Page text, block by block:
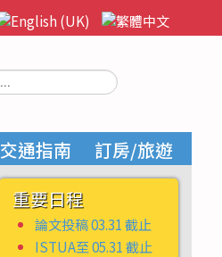
交通指南 訂房/旅遊
重要日程
論文投稿 03.31 截止
ISTUA至 05.31 截止